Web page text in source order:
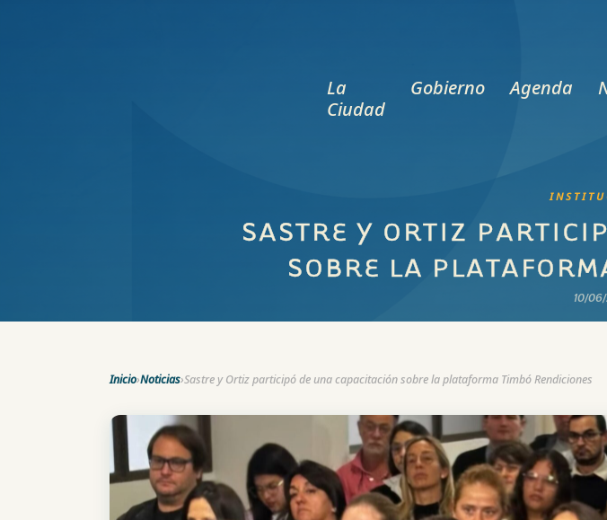
La
Ciudad
Gobierno Agenda
SASTRE Y ORTIZ
SOBRE LA
10/
Inicio›Noticias›Sastre y Ortiz participó de una capacitación sobre la plataforma Timbó Rendiciones